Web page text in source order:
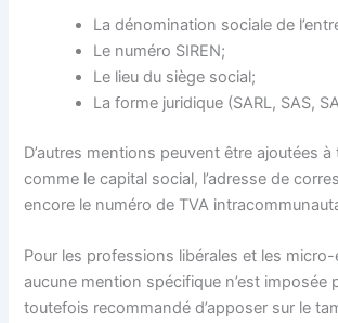
La dénomination sociale de
Le numéro SIREN;
Le lieu du siège social;
La forme juridique (SARL, SAS,
D’autres mentions peuvent être ajoutées
comme le capital social, l’adresse de
encore le numéro de TVA
Pour les professions libérales et les
aucune mention spécifique n’est imposée
toutefois recommandé d’apposer sur le